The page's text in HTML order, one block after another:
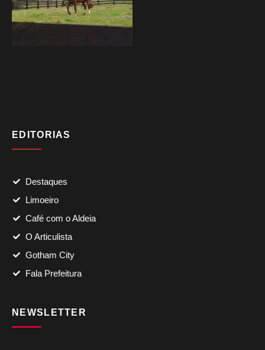
EDITORIAS
Destaques
Limoeiro
Café com o Aldeia
O Articulista
Gotham City
Fala Prefeitura
NEWSLETTER